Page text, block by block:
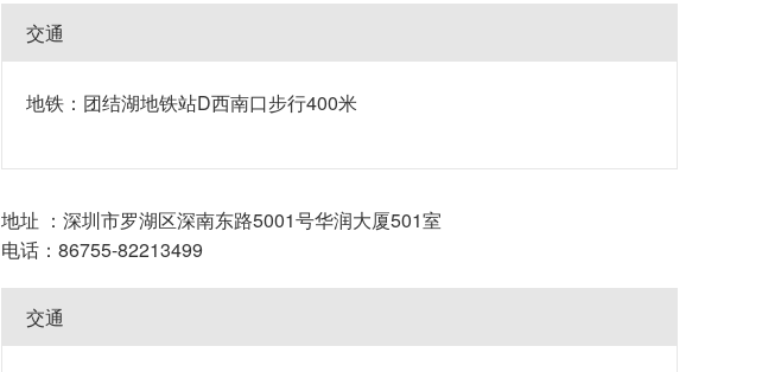
交通
地铁：团结湖地铁站D西南口步行400米
地址 ：深圳市罗湖区深南东路5001号华润大厦501室
电话：86755-82213499
交通